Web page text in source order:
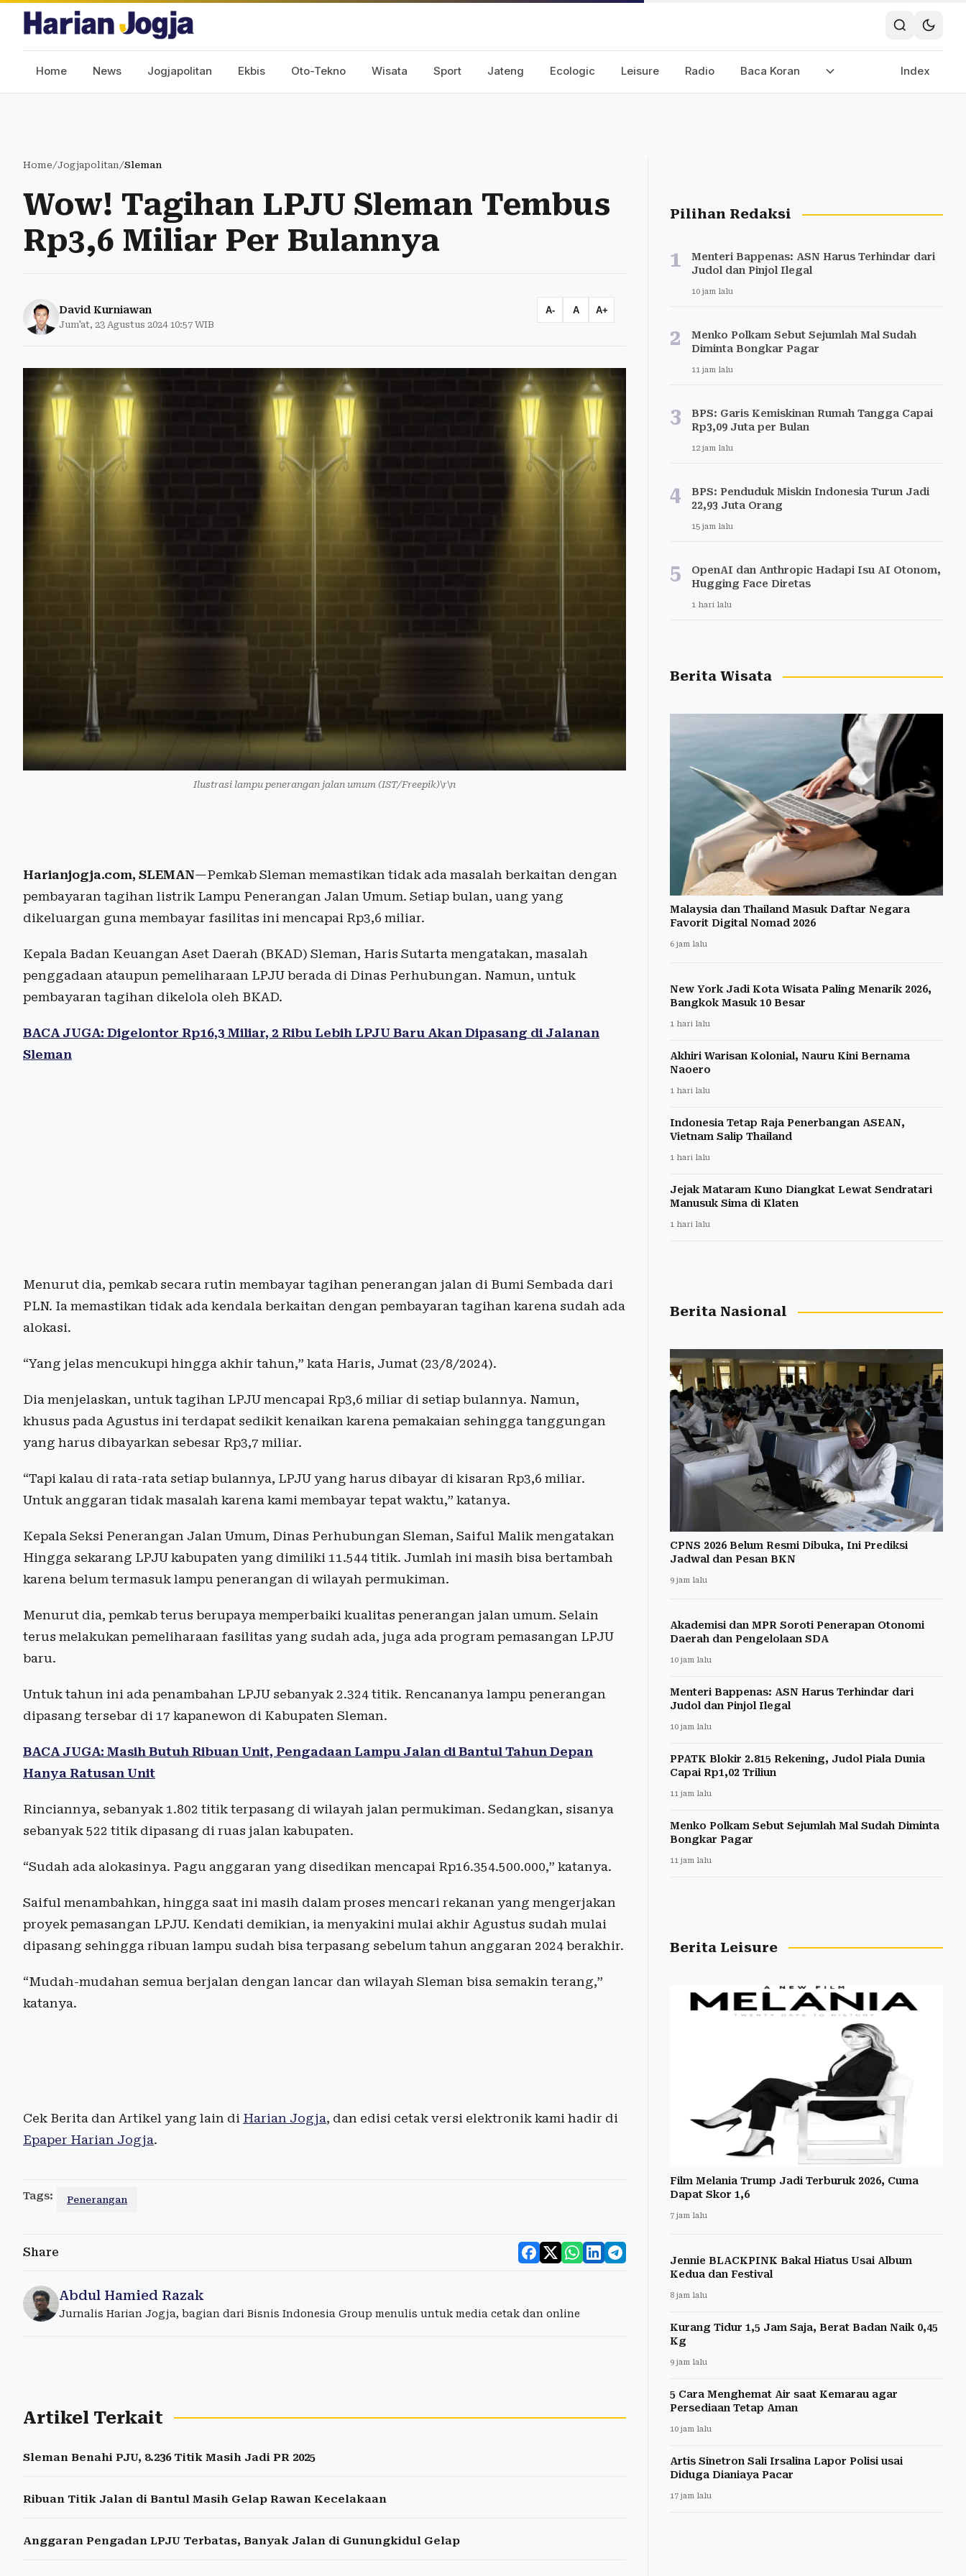
Home News Jogjapolitan Ekbis Oto-Tekno Wisata Sport Jateng Ecologic Leisure Radio Baca Koran Index
Home/Jogjapolitan/Sleman
Wow! Tagihan LPJU Sleman Tembus
Rp3,6 Miliar Per Bulannya
David Kurniawan
Jum'at, 23 Agustus 2024 10:57 WIB
A- A A+
Ilustrasi lampu penerangan jalan umum (IST/Freepik)\r\n
Harianjogja.com, SLEMAN—Pemkab Sleman memastikan tidak ada masalah berkaitan dengan
pembayaran tagihan listrik Lampu Penerangan Jalan Umum. Setiap bulan, uang yang
dikeluargan guna membayar fasilitas ini mencapai Rp3,6 miliar.
Kepala Badan Keuangan Aset Daerah (BKAD) Sleman, Haris Sutarta mengatakan, masalah
penggadaan ataupun pemeliharaan LPJU berada di Dinas Perhubungan. Namun, untuk
pembayaran tagihan dikelola oleh BKAD.
BACA JUGA: Digelontor Rp16,3 Miliar, 2 Ribu Lebih LPJU Baru Akan Dipasang di Jalanan
Sleman
Menurut dia, pemkab secara rutin membayar tagihan penerangan jalan di Bumi Sembada dari
PLN. Ia memastikan tidak ada kendala berkaitan dengan pembayaran tagihan karena sudah ada
alokasi.
“Yang jelas mencukupi hingga akhir tahun,” kata Haris, Jumat (23/8/2024).
Dia menjelaskan, untuk tagihan LPJU mencapai Rp3,6 miliar di setiap bulannya. Namun,
khusus pada Agustus ini terdapat sedikit kenaikan karena pemakaian sehingga tanggungan
yang harus dibayarkan sebesar Rp3,7 miliar.
“Tapi kalau di rata-rata setiap bulannya, LPJU yang harus dibayar di kisaran Rp3,6 miliar.
Untuk anggaran tidak masalah karena kami membayar tepat waktu,” katanya.
Kepala Seksi Penerangan Jalan Umum, Dinas Perhubungan Sleman, Saiful Malik mengatakan
Hingga sekarang LPJU kabupaten yang dimiliki 11.544 titik. Jumlah ini masih bisa bertambah
karena belum termasuk lampu penerangan di wilayah permukiman.
Menurut dia, pemkab terus berupaya memperbaiki kualitas penerangan jalan umum. Selain
terus melakukan pemeliharaan fasilitas yang sudah ada, juga ada program pemasangan LPJU
baru.
Untuk tahun ini ada penambahan LPJU sebanyak 2.324 titik. Rencananya lampu penerangan
dipasang tersebar di 17 kapanewon di Kabupaten Sleman.
BACA JUGA: Masih Butuh Ribuan Unit, Pengadaan Lampu Jalan di Bantul Tahun Depan
Hanya Ratusan Unit
Rinciannya, sebanyak 1.802 titik terpasang di wilayah jalan permukiman. Sedangkan, sisanya
sebanyak 522 titik dipasang di ruas jalan kabupaten.
“Sudah ada alokasinya. Pagu anggaran yang disedikan mencapai Rp16.354.500.000,” katanya.
Saiful menambahkan, hingga saat ini masih dalam proses mencari rekanan yang mengerjakan
proyek pemasangan LPJU. Kendati demikian, ia menyakini mulai akhir Agustus sudah mulai
dipasang sehingga ribuan lampu sudah bisa terpasang sebelum tahun anggaran 2024 berakhir.
“Mudah-mudahan semua berjalan dengan lancar dan wilayah Sleman bisa semakin terang,”
katanya.
Cek Berita dan Artikel yang lain di Harian Jogja, dan edisi cetak versi elektronik kami hadir di
Epaper Harian Jogja.
Tags: Penerangan
Share
Abdul Hamied Razak
Jurnalis Harian Jogja, bagian dari Bisnis Indonesia Group menulis untuk media cetak dan online
Artikel Terkait
Sleman Benahi PJU, 8.236 Titik Masih Jadi PR 2025
Ribuan Titik Jalan di Bantul Masih Gelap Rawan Kecelakaan
Anggaran Pengadan LPJU Terbatas, Banyak Jalan di Gunungkidul Gelap
Pilihan Redaksi
1
Menteri Bappenas: ASN Harus Terhindar dari
Judol dan Pinjol Ilegal
10 jam lalu
2
Menko Polkam Sebut Sejumlah Mal Sudah
Diminta Bongkar Pagar
11 jam lalu
3
BPS: Garis Kemiskinan Rumah Tangga Capai
Rp3,09 Juta per Bulan
12 jam lalu
4
BPS: Penduduk Miskin Indonesia Turun Jadi
22,93 Juta Orang
15 jam lalu
5
OpenAI dan Anthropic Hadapi Isu AI Otonom,
Hugging Face Diretas
1 hari lalu
Berita Wisata
Malaysia dan Thailand Masuk Daftar Negara
Favorit Digital Nomad 2026
6 jam lalu
New York Jadi Kota Wisata Paling Menarik 2026,
Bangkok Masuk 10 Besar
1 hari lalu
Akhiri Warisan Kolonial, Nauru Kini Bernama
Naoero
1 hari lalu
Indonesia Tetap Raja Penerbangan ASEAN,
Vietnam Salip Thailand
1 hari lalu
Jejak Mataram Kuno Diangkat Lewat Sendratari
Manusuk Sima di Klaten
1 hari lalu
Berita Nasional
CPNS 2026 Belum Resmi Dibuka, Ini Prediksi
Jadwal dan Pesan BKN
9 jam lalu
Akademisi dan MPR Soroti Penerapan Otonomi
Daerah dan Pengelolaan SDA
10 jam lalu
Menteri Bappenas: ASN Harus Terhindar dari
Judol dan Pinjol Ilegal
10 jam lalu
PPATK Blokir 2.815 Rekening, Judol Piala Dunia
Capai Rp1,02 Triliun
11 jam lalu
Menko Polkam Sebut Sejumlah Mal Sudah Diminta
Bongkar Pagar
11 jam lalu
Berita Leisure
Film Melania Trump Jadi Terburuk 2026, Cuma
Dapat Skor 1,6
7 jam lalu
Jennie BLACKPINK Bakal Hiatus Usai Album
Kedua dan Festival
8 jam lalu
Kurang Tidur 1,5 Jam Saja, Berat Badan Naik 0,45
Kg
9 jam lalu
5 Cara Menghemat Air saat Kemarau agar
Persediaan Tetap Aman
10 jam lalu
Artis Sinetron Sali Irsalina Lapor Polisi usai
Diduga Dianiaya Pacar
17 jam lalu